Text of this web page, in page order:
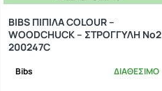
Bibs ΔΙΑΘΕΣΙΜΟ
BIBS ΠΙΠΙΛΑ COLOUR –
WOODCHUCK – ΣΤΡΟΓΓΥΛΗ No2
200247C